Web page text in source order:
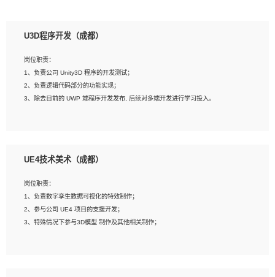
U3D程序开发（成都）
岗位职责：
1、负责公司 Unity3D 程序的开发测试；
2、负责逻辑代码部分的功能实现；
3、除去目前的 UWP 端程序开发发布, 后续对多端开发进行学习投入。
2、熟练掌握 Unity3D 程序开发，精通 C# 语言开发；
4、有良好的沟通能力和团队合作意识；
5、开发过 HoloLens 程序者优先。
UE4技术美术（成都）
岗位职责：
1、负责数字孪生数据可视化的特效制作；
2、参与公司 UE4 项目的支援开发；
3、特殊情况下参与3D模型 制作及其他相关制作；